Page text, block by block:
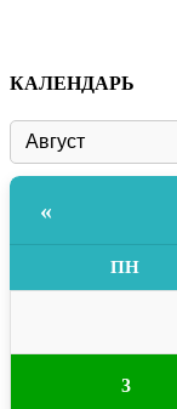
КАЛЕНДАРЬ
«
ПН
3